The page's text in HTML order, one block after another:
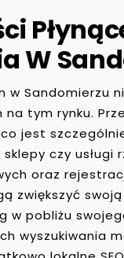
W
w Sandomierzu
na tym rynku.
jest
czy
oraz
zwiększyć
w pobliżu
wyszukiwania